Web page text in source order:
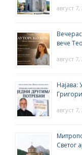
август 7,
вече
август 7,
Најава:
август 7,
Светог